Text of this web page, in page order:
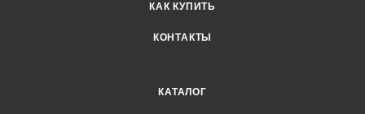
КАК КУПИТЬ
КОНТАКТЫ
КАТАЛОГ